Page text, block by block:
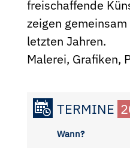
freischaffende
zeigen
letzten Jahren.
Malerei, Grafiken,
TERMINE
Wann?